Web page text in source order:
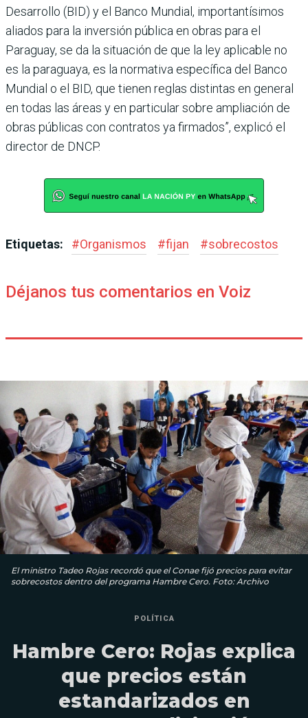
Desarro­llo (BID) y el Banco Mun­dial, importantísimos
alia­dos para la inversión pública en obras para el
Paraguay, se da la situación de que la ley aplicable no
es la paraguaya, es la normativa específica del Banco
Mundial o el BID, que tienen reglas distintas en general
en todas las áreas y en particular sobre ampliación de
obras públicas con con­tratos ya firmados”, explicó el
director de DNCP.
Etiquetas: #Organismos #fijan #sobrecostos
Déjanos tus comentarios en Voiz
El ministro Tadeo Rojas recordó que el Conae fijó precios para evitar
sobrecostos dentro del programa Hambre Cero. Foto: Archivo
POLÍTICA
Hambre Cero: Rojas explica
que precios están
estandarizados en